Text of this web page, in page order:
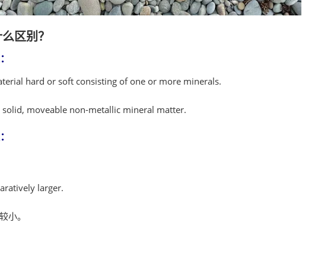
区别？
hard or soft consisting of one or more minerals.
moveable non-metallic mineral matter.
larger.
小。